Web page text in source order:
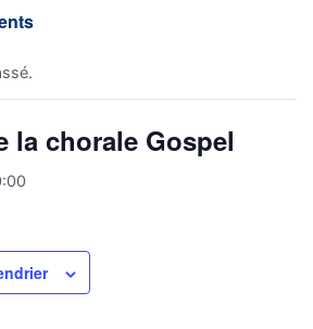
la chorale Gospel